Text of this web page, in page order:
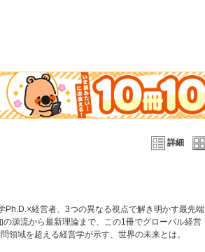
詳細
Ph.D.×経営者、3つの異なる視点で解き明かす最先端
源流から最新理論まで、この1冊でグローバル経営
領域を超える経営学が示す、世界の未来とは。